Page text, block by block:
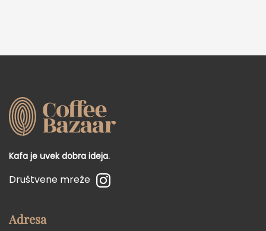
Kafa je uvek dobra ideja.
Društvene mreže
Adresa